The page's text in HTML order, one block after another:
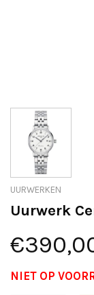
UURWERKEN
Uurwerk
€
NIET OP